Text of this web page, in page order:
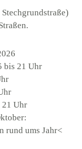
bis 21 Uhr
21 Uhr
rund ums Jahr<